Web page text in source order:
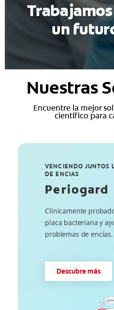
un
Nuestras
Encuentre la mejor
científico para
VENCIENDO JUNTOS
DE ENCIAS
Periogard
Clínicamente
placa bacteriana y
problemas de encías.
Descubre más